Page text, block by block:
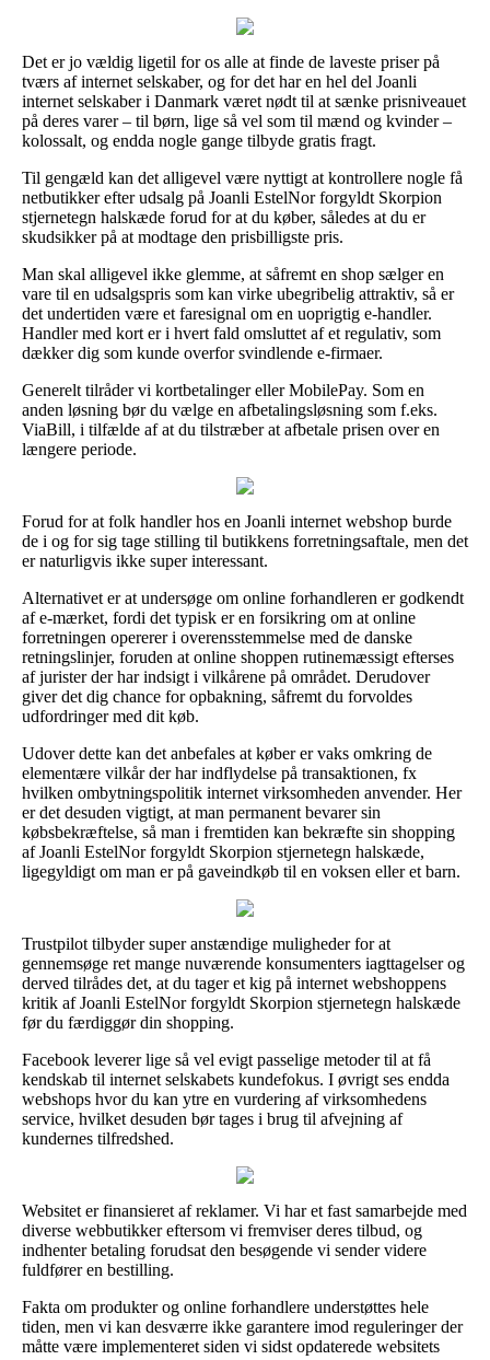
Det er jo vældig ligetil for os alle at finde de laveste priser på
tværs af internet selskaber, og for det har en hel del Joanli
internet selskaber i Danmark været nødt til at sænke prisniveauet
på deres varer – til børn, lige så vel som til mænd og kvinder –
kolossalt, og endda nogle gange tilbyde gratis fragt.
Til gengæld kan det alligevel være nyttigt at kontrollere nogle få
netbutikker efter udsalg på Joanli EstelNor forgyldt Skorpion
stjernetegn halskæde forud for at du køber, således at du er
skudsikker på at modtage den prisbilligste pris.
Man skal alligevel ikke glemme, at såfremt en shop sælger en
vare til en udsalgspris som kan virke ubegribelig attraktiv, så er
det undertiden være et faresignal om en uoprigtig e-handler.
Handler med kort er i hvert fald omsluttet af et regulativ, som
dækker dig som kunde overfor svindlende e-firmaer.
Generelt tilråder vi kortbetalinger eller MobilePay. Som en
anden løsning bør du vælge en afbetalingsløsning som f.eks.
ViaBill, i tilfælde af at du tilstræber at afbetale prisen over en
længere periode.
Forud for at folk handler hos en Joanli internet webshop burde
de i og for sig tage stilling til butikkens forretningsaftale, men det
er naturligvis ikke super interessant.
Alternativet er at undersøge om online forhandleren er godkendt
af e-mærket, fordi det typisk er en forsikring om at online
forretningen opererer i overensstemmelse med de danske
retningslinjer, foruden at online shoppen rutinemæssigt efterses
af jurister der har indsigt i vilkårene på området. Derudover
giver det dig chance for opbakning, såfremt du forvoldes
udfordringer med dit køb.
Udover dette kan det anbefales at køber er vaks omkring de
elementære vilkår der har indflydelse på transaktionen, fx
hvilken ombytningspolitik internet virksomheden anvender. Her
er det desuden vigtigt, at man permanent bevarer sin
købsbekræftelse, så man i fremtiden kan bekræfte sin shopping
af Joanli EstelNor forgyldt Skorpion stjernetegn halskæde,
ligegyldigt om man er på gaveindkøb til en voksen eller et barn.
Trustpilot tilbyder super anstændige muligheder for at
gennemsøge ret mange nuværende konsumenters iagttagelser og
derved tilrådes det, at du tager et kig på internet webshoppens
kritik af Joanli EstelNor forgyldt Skorpion stjernetegn halskæde
før du færdiggør din shopping.
Facebook leverer lige så vel evigt passelige metoder til at få
kendskab til internet selskabets kundefokus. I øvrigt ses endda
webshops hvor du kan ytre en vurdering af virksomhedens
service, hvilket desuden bør tages i brug til afvejning af
kundernes tilfredshed.
Websitet er finansieret af reklamer. Vi har et fast samarbejde med
diverse webbutikker eftersom vi fremviser deres tilbud, og
indhenter betaling forudsat den besøgende vi sender videre
fuldfører en bestilling.
Fakta om produkter og online forhandlere understøttes hele
tiden, men vi kan desværre ikke garantere imod reguleringer der
måtte være implementeret siden vi sidst opdaterede websitets